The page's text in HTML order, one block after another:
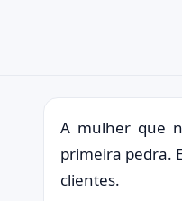
A mulher que
primeira pedra.
clientes.